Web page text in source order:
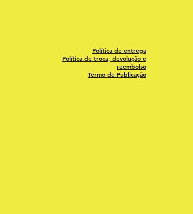
Política de entrega
Política de troca, devolução e
reembolso
Termo de Publicação